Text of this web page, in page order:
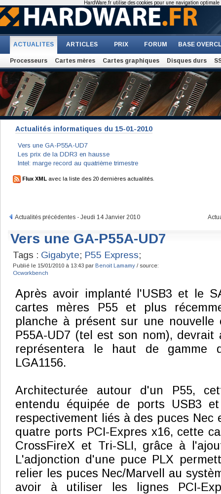
ACTUALITES ARTICLES PRIX FORUM BASE
Processeurs Cartes mères Cartes graphiques Disques durs
Actualités informatiques du 15-01-2010
Vers une GA-P55A-UD7
Les prix de la DDR3 en hausse
Intel: marge record au quatrième trimestre
Flux XML avec la liste des 20 dernières actualités.
Actualités précédentes - Jeudi 14 Janvier 2010
Vers une GA-P55A-UD7
Tags : Gigabyte; P55 Express;
Publié le 15/01/2010 à 13:43 par Benoit Lamamy / source:
Ocworkbench
Après avoir implanté l'USB3 et le
cartes mères P55 et plus
planche à présent sur une nouvelle
P55A-UD7 (tel est son nom),
représentera le haut de gamme
LGA1156.
Architecturée autour d'un P55,
entendu équipée de ports USB3
respectivement liés à des puces Nec
quatre ports PCI-Expres x16, cette
CrossFireX et Tri-SLI, grâce à
L'adjonction d'une puce PLX
relier les puces Nec/Marvell au
avoir à utiliser les lignes PCI-
HardWare.fr utilise des cookies pour une navigation